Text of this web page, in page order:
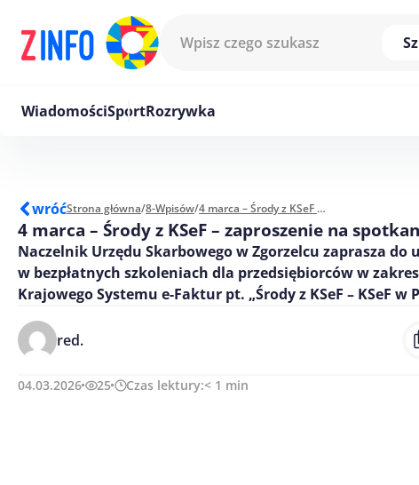
WiadomościSportRozrywka
wróćStrona główna/8-Wpisów/ 4 marca – Środy z KSeF – zaproszenie na spotkanie
4 marca – Środy z KSeF – zaproszenie na
Naczelnik Urzędu Skarbowego w Zgorzelcu zaprasza do
w bezpłatnych szkoleniach dla przedsiębiorców w
Krajowego Systemu e-Faktur pt. „Środy z KSeF – KSeF w
red.
04.03.2026 25 Czas lektury:< 1 min